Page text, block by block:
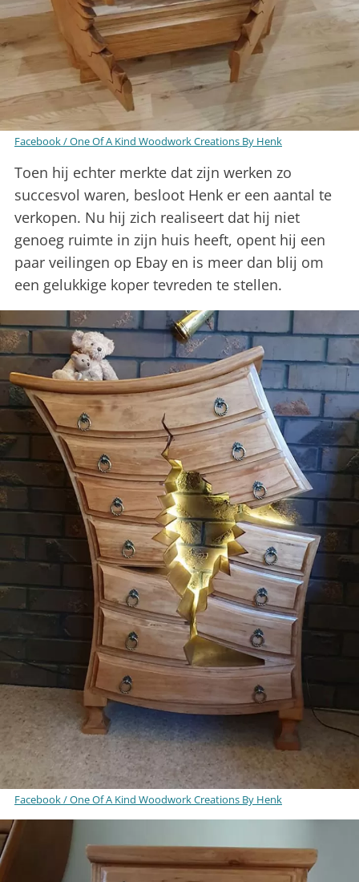
Facebook / One Of A Kind Woodwork Creations By Henk
Toen hij echter merkte dat zijn werken zo
succesvol waren, besloot Henk er een aantal te
verkopen. Nu hij zich realiseert dat hij niet
genoeg ruimte in zijn huis heeft, opent hij een
paar veilingen op Ebay en is meer dan blij om
een gelukkige koper tevreden te stellen.
Facebook / One Of A Kind Woodwork Creations By Henk